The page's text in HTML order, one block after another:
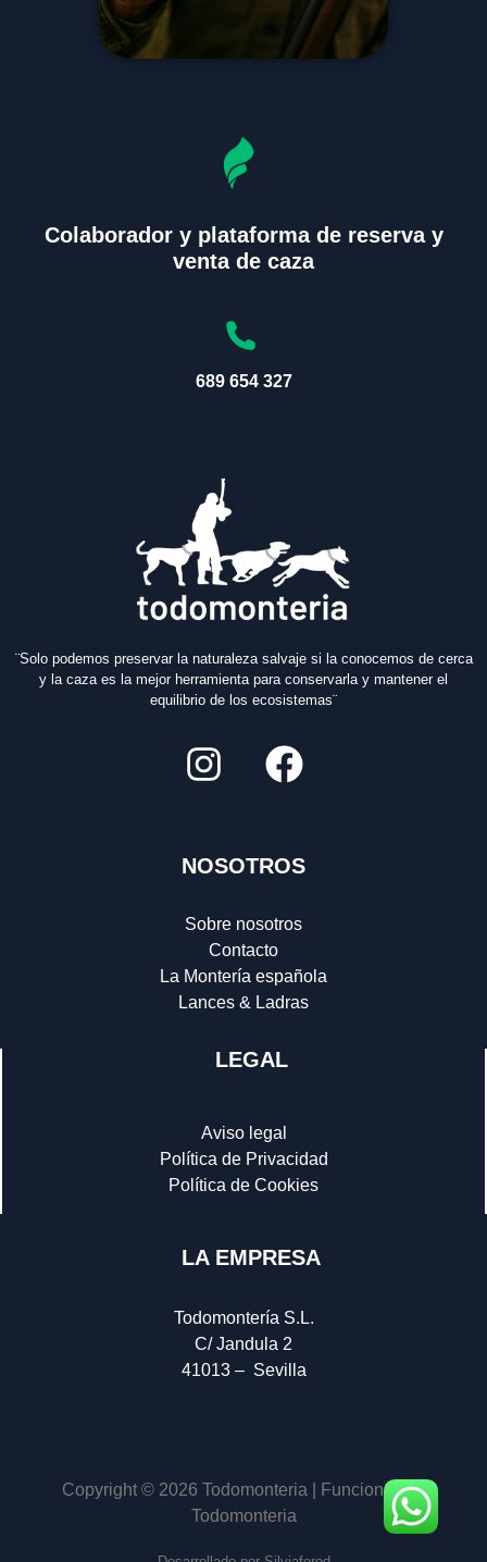
Colaborador y plataforma de reserva y
venta de caza
689 654 327
¨Solo podemos preservar la naturaleza salvaje si la conocemos de cerca
y la caza es la mejor herramienta para conservarla y mantener el
equilibrio de los ecosistemas¨
NOSOTROS
Sobre nosotros
Contacto
La Montería española
Lances & Ladras
LEGAL
Aviso legal
Política de Privacidad
Política de Cookies
LA EMPRESA
Todomontería S.L.
C/ Jandula 2
41013 – Sevilla
Copyright © 2026 Todomonteria | Funciona con
Todomonteria